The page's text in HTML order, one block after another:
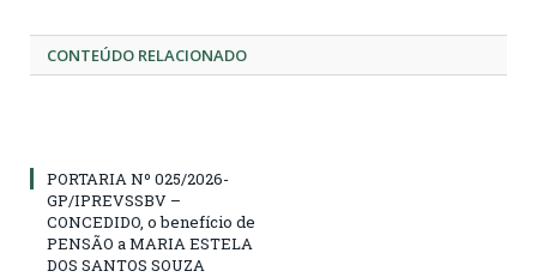
CONTEÚDO RELACIONADO
PORTARIA Nº 025/2026-
GP/IPREVSSBV –
CONCEDIDO, o benefício de
PENSÃO a MARIA ESTELA
DOS SANTOS SOUZA